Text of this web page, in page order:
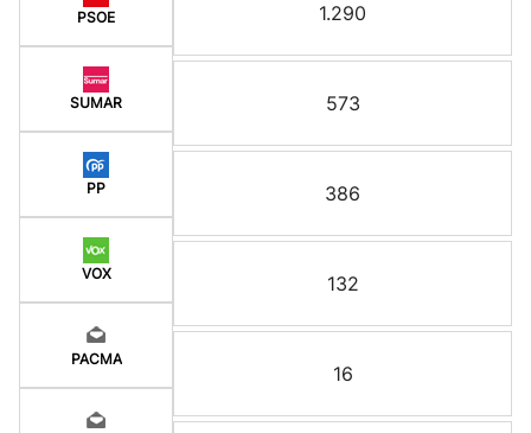
PSOE
SUMAR
PP
VOX
PACMA
1.290
573
386
132
16